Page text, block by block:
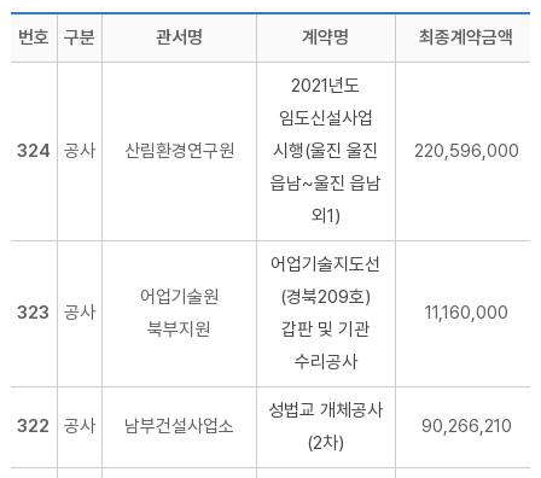
번호 구분 관서명 계약명 최종계약금액
324 공사 산림환경연구원
2021년도
임도신설사업
시행(울진 울진
읍남~울진 읍남
외1)
220,596,000
323 공사
어업기술원
북부지원
어업기술지도선
(경북209호)
갑판 및 기관
수리공사
11,160,000
322 공사 남부건설사업소
성법교 개체공사
(2차)
90,266,210